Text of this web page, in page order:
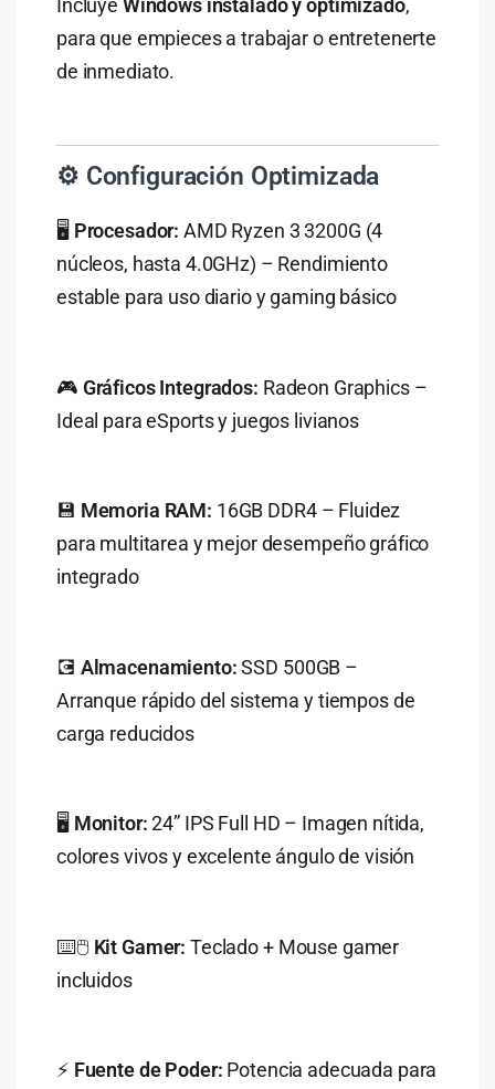
Incluye Windows instalado y optimizado,
para que empieces a trabajar o entretenerte
de inmediato.
⚙️ Configuración Optimizada
🖥️ Procesador: AMD Ryzen 3 3200G (4
núcleos, hasta 4.0GHz) – Rendimiento
estable para uso diario y gaming básico
🎮 Gráficos Integrados: Radeon Graphics –
Ideal para eSports y juegos livianos
💾 Memoria RAM: 16GB DDR4 – Fluidez
para multitarea y mejor desempeño gráfico
integrado
💽 Almacenamiento:SSD 500GB –
Arranque rápido del sistema y tiempos de
carga reducidos
🖥️ Monitor:24” IPS Full HD – Imagen nítida,
colores vivos y excelente ángulo de visión
⌨️🖱️ Kit Gamer: Teclado + Mouse gamer
incluidos
⚡ Fuente de Poder: Potencia adecuada para